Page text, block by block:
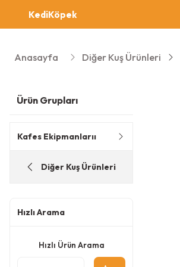
KediKöpek
Anasayfa Diğer Kuş Ürünleri
Ürün Grupları
Kafes Ekipmanlarıı
Diğer Kuş Ürünleri
Hızlı Arama
Hızlı Ürün Arama